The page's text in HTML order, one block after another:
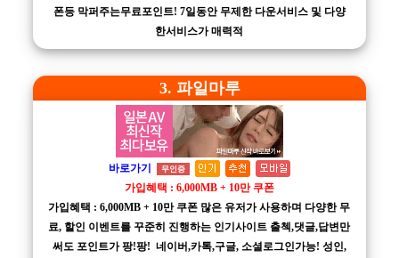
폰등 막퍼주는무료포인트! 7일동안 무제한 다운서비스 및 다양
한서비스가 매력적
3. 파일마루
바로가기 무인증
가입혜택 : 6,000MB + 10만 쿠폰
가입혜택 : 6,000MB + 10만 쿠폰 많은 유저가 사용하며 다양한 무
료, 할인 이벤트를 꾸준히 진행하는 인기사이트 출첵,댓글,답변만
써도 포인트가 팡!팡! 네이버,카톡,구글, 소셜로그인가능! 성인,